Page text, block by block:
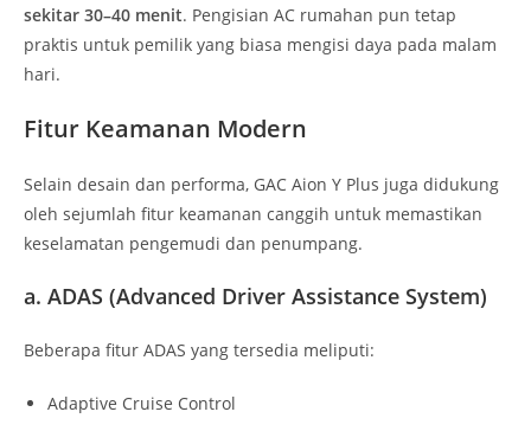
sekitar 30–40 menit. Pengisian AC rumahan pun tetap
praktis untuk pemilik yang biasa mengisi daya pada malam
hari.
Fitur Keamanan Modern
Selain desain dan performa, GAC Aion Y Plus juga didukung
oleh sejumlah fitur keamanan canggih untuk memastikan
keselamatan pengemudi dan penumpang.
a. ADAS (Advanced Driver Assistance System)
Beberapa fitur ADAS yang tersedia meliputi:
Adaptive Cruise Control